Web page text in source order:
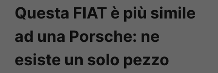
Questa FIAT è più simile
ad una Porsche: ne
esiste un solo pezzo